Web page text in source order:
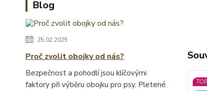
Blog
25.02.2025
Proč zvolit obojky od nás?
Bezpečnost a pohodlí jsou klíčovými
faktory při výběru obojku pro psy. Pletené